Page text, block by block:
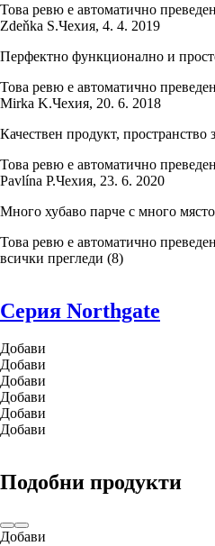
Това ревю е автоматично
Zdeňka S.Чехия, 4. 4. 2019
Перфектно функционално и
Това ревю е автоматично
Mirka K.Чехия, 20. 6. 2018
Качествен продукт, пространство
Това ревю е автоматично
Pavlína P.Чехия, 23. 6. 2020
Много хубаво парче с много
Това ревю е автоматично
всички прегледи (8)
Серия Northgate
Добави
Добави
Добави
Добави
Добави
Добави
Подобни продукти
Добави